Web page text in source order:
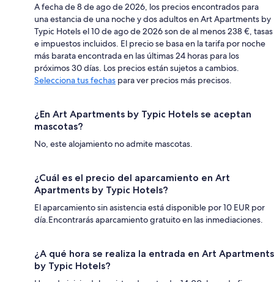
A fecha de 8 de ago de 2026, los precios encontrados para
una estancia de una noche y dos adultos en Art Apartments by
Typic Hotels el 10 de ago de 2026 son de al menos 238 €, tasas
e impuestos incluidos. El precio se basa en la tarifa por noche
más barata encontrada en las últimas 24 horas para los
próximos 30 días. Los precios están sujetos a cambios.
Selecciona tus fechas para ver precios más precisos.
¿En Art Apartments by Typic Hotels se aceptan
mascotas?
No, este alojamiento no admite mascotas.
¿Cuál es el precio del aparcamiento en Art
Apartments by Typic Hotels?
El aparcamiento sin asistencia está disponible por 10 EUR por
día.Encontrarás aparcamiento gratuito en las inmediaciones.
¿A qué hora se realiza la entrada en Art Apartments
by Typic Hotels?